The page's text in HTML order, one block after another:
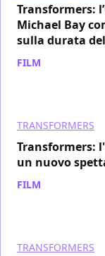
Transformers:
Michael Bay
sulla durata
FILM
TRANSFORMERS
Transformers:
un nuovo
FILM
TRANSFORMERS